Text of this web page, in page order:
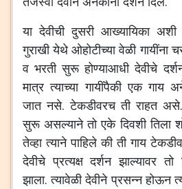
या देवीची दुसरी आख्यायिका अशी
गुराखी येथे ओहोटीच्या वेळी
व भरती सुरू होण्याआधी देवीचे
मात्र त्याच्या गायींपैकी एक गाय
जात नसे. टेकडीवरच ती राहत
सुरू असल्याने तो एके दिवशी तिला
तेव्हा त्याने पाहिले की ती गाय
देवीचे प्रत्यक्ष दर्शन झाल्यावर
झाला. त्यावेळी देवीने प्रसन्न होऊन